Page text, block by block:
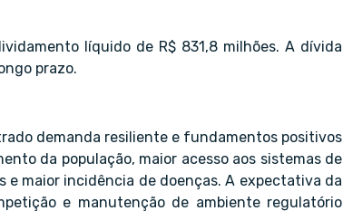
líquido de R$ 831,8 milhões. A dívida
prazo.
demanda resiliente e fundamentos positivos
da população, maior acesso aos sistemas de
maior incidência de doenças. A expectativa da
e manutenção de ambiente regulatório